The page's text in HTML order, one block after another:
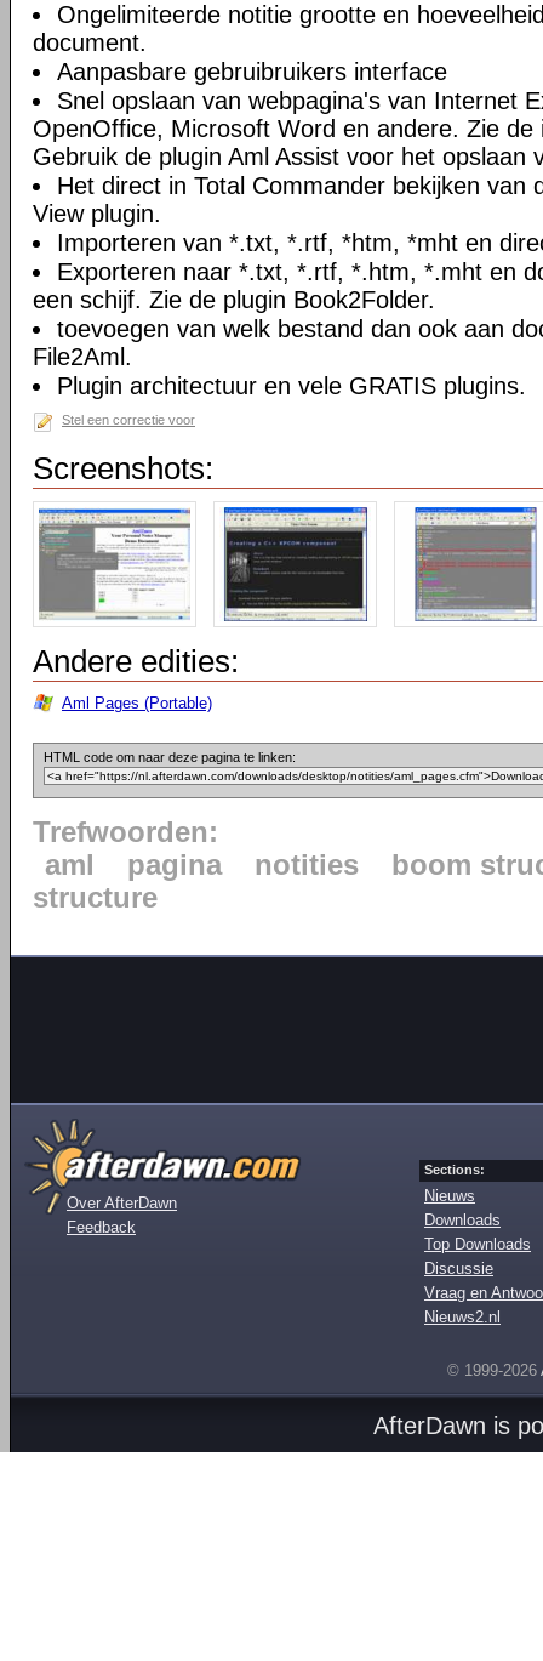
Ongelimiteerde notitie grootte en
document.
Aanpasbare gebruibruikers interface
Snel opslaan van webpagina's van Internet
OpenOffice, Microsoft Word en andere. Zie de
Gebruik de plugin Aml Assist voor het opslaan
Het direct in Total Commander bekijken van
View plugin.
Importeren van *.txt, *.rtf, *htm, *mht en
Exporteren naar *.txt, *.rtf, *.htm, *.mht en
een schijf. Zie de plugin Book2Folder.
toevoegen van welk bestand dan ook aan
File2Aml.
Plugin architectuur en vele GRATIS plugins.
Stel een correctie voor
Screenshots:
Andere edities:
Aml Pages (Portable)
HTML code om naar deze pagina te linken:
Trefwoorden:
aml
pagina notities
boom
structure
Over AfterDawn
Feedback
Sections:
Nieuws
Downloads
Top Downloads
Discussie
Vraag en
Nieuws2.nl
© 1999-2026
AfterDawn is